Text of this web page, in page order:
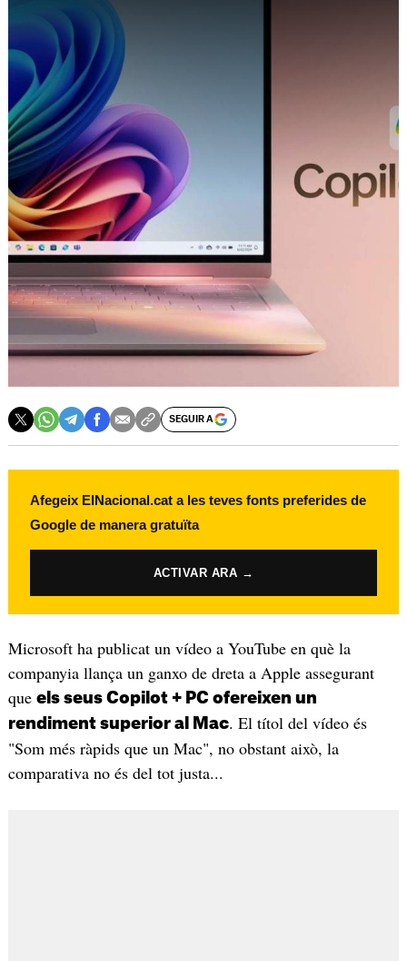
SEGUIR A
Afegeix ElNacional.cat a les teves fonts preferides de
Google de manera gratuïta
ACTIVAR ARA →
Microsoft ha publicat un vídeo a YouTube en què la
companyia llança un ganxo de dreta a Apple assegurant
que els seus Copilot + PC ofereixen un
rendiment superior al Mac. El títol del vídeo és
"Som més ràpids que un Mac", no obstant això, la
comparativa no és del tot justa...